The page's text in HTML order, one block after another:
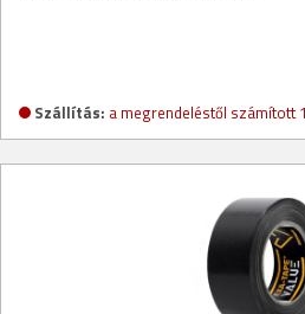
Szállítás: a megrendeléstől számított